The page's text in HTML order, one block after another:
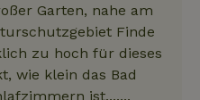
Garten, nahe am
Finde
zu hoch für dieses
wie klein das Bad
ist.......